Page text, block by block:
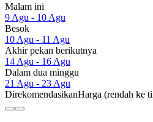
Malam ini
9 Agu - 10 Agu
Besok
10 Agu - 11 Agu
Akhir pekan berikutnya
14 Agu - 16 Agu
Dalam dua minggu
21 Agu - 23 Agu
DirekomendasikanHarga (rendah ke